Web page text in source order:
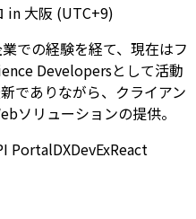
in 大阪 (UTC+9)
での経験を経て、現在はフ
Developersとして活動
でありながら、クライアン
ソリューションの提供。
PortalDXDevExReact